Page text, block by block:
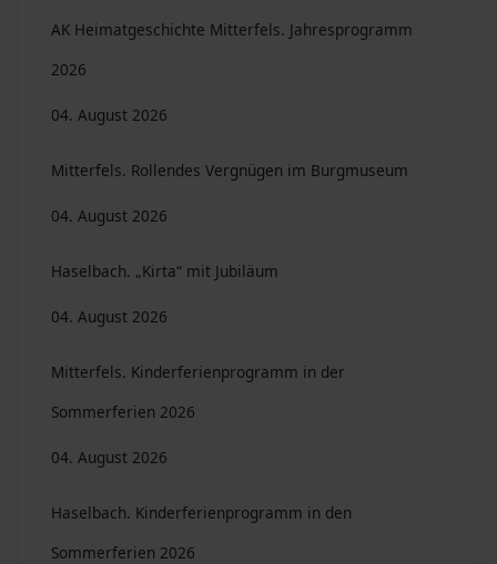
AK Heimatgeschichte Mitterfels. Jahresprogramm
2026
04. August 2026
Mitterfels. Rollendes Vergnügen im Burgmuseum
04. August 2026
Haselbach. „Kirta“ mit Jubiläum
04. August 2026
Mitterfels. Kinderferienprogramm in der
Sommerferien 2026
04. August 2026
Haselbach. Kinderferienprogramm in den
Sommerferien 2026